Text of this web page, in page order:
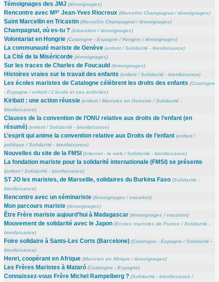
Témoignages des JMJ (témoignages)
Rencontre avec MgrJean-Yves Riocreux (Marcellin Champagnat/témoignages)
Saint Marcellin en Tricastin (Marcellin Champagnat/témoignages)
Champagnat, où es-tu ? (éducation/témoignages)
Volontariat en Hongrie (Catalogne - Espagne/Hongrie/témoignages)
La communauté mariste de Genève (enfant/Solidarité - bienfaisance)
La Cité de la Miséricorde (témoignages)
Sur les traces de Charles de Foucauld (témoignages)
Histoires vraies sur le travail des enfants (enfant/Solidarité - bienfaisance)
Les écoles maristes de Catalogne célèbrent les droits des enfants (Catalogne
- Espagne/enfant/L’école et ses activités)
Kiribati : une action réussie (enfant/Maristes en Océanie/Solidarité -
bienfaisance)
Clauses de la convention de l’ONU relative aux droits de l’enfant (en
résumé) (enfant/Solidarité - bienfaisance)
L’esprit qui anime la convention relative aux Droits de l’enfant (enfant/
politique/Solidarité - bienfaisance)
Nouvelles du site de la FMSI (Internet - le web/Solidarité - bienfaisance)
La fondation mariste pour la solidarité internationale (FMSI) se présente
(enfant/Solidarité - bienfaisance)
ST JO les maristes, de Marseille, solidaires du Burkina Faso (Solidarité -
bienfaisance)
Rencontre avec un séminariste (témoignages /vocation)
Mon parcours mariste (témoignages)
Être Frère mariste aujourd’hui à Madagascar (témoignages /vocation)
Mouvement de solidarité avec le Japon (Ecoles maristes de France/Solidarité -
bienfaisance)
Foire solidaire à Sants-Les Corts (Barcelone) (Catalogne - Espagne/Solidarité -
bienfaisance)
Henri, coopérant en Afrique (Maristes en Afrique/témoignages)
Les Frères Maristes à Mataró (Catalogne - Espagne)
Connaissez-vous Frère Michel Rampelberg ? (Solidarité - bienfaisance/